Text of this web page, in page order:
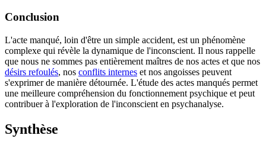
Conclusion
L'acte manqué, loin d'être un simple accident, est un phénomène
complexe qui révèle la dynamique de l'inconscient. Il nous rappelle
que nous ne sommes pas entièrement maîtres de nos actes et que nos
désirs refoulés, nos conflits internes et nos angoisses peuvent
s'exprimer de manière détournée. L'étude des actes manqués permet
une meilleure compréhension du fonctionnement psychique et peut
contribuer à l'exploration de l'inconscient en psychanalyse.
Synthèse